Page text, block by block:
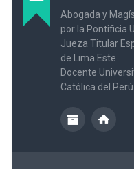
Abogada y
por la Pontificia
Jueza Titular
de Lima Este
Docente
Católica del Perú